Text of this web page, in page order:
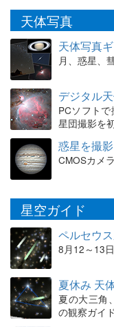
天体写真
天体写真
月、惑星、
デジタル
PCソフト
星団撮影を
惑星を撮
CMOSカメ
星空ガイド
ペルセウ
8月12～13
夏休み 天
夏の大三角
の観察ガイド